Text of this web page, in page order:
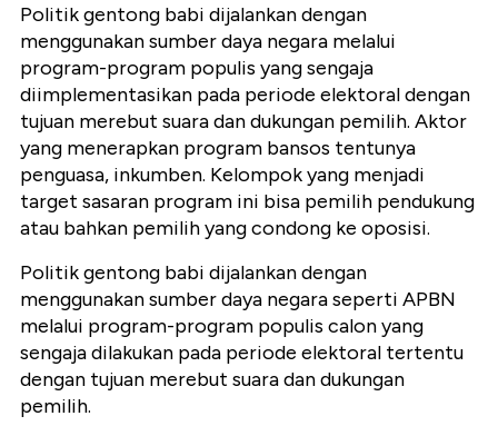
Politik gentong babi dijalankan dengan
menggunakan sumber daya negara melalui
program-program populis yang sengaja
diimplementasikan pada periode elektoral dengan
tujuan merebut suara dan dukungan pemilih. Aktor
yang menerapkan program bansos tentunya
penguasa, inkumben. Kelompok yang menjadi
target sasaran program ini bisa pemilih pendukung
atau bahkan pemilih yang condong ke oposisi.
Politik gentong babi dijalankan dengan
menggunakan sumber daya negara seperti APBN
melalui program-program populis calon yang
sengaja dilakukan pada periode elektoral tertentu
dengan tujuan merebut suara dan dukungan
pemilih.